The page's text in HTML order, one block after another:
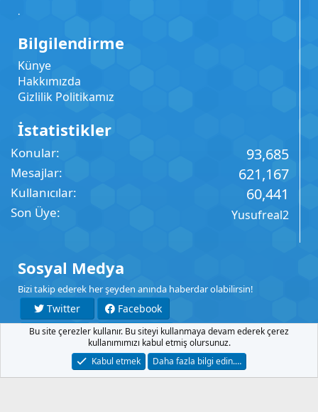
.
Bilgilendirme
Künye
Hakkımızda
Gizlilik Politikamız
İstatistikler
Konular 93,685
Mesajlar 621,167
Kullanıcılar 60,441
Son Üye Yusufreal2
Sosyal Medya
Bizi takip ederek her şeyden anında haberdar olabilirsin!
Twitter
Facebook
YouTube
Instagram
Şartlar Gizlilik Yardım Anasayfa
R
Bu site çerezler kullanır. Bu siteyi kullanmaya devam ederek çerez
kullanımımızı kabul etmiş olursunuz.
Kabul etmek
Daha fazla bilgi edin.…